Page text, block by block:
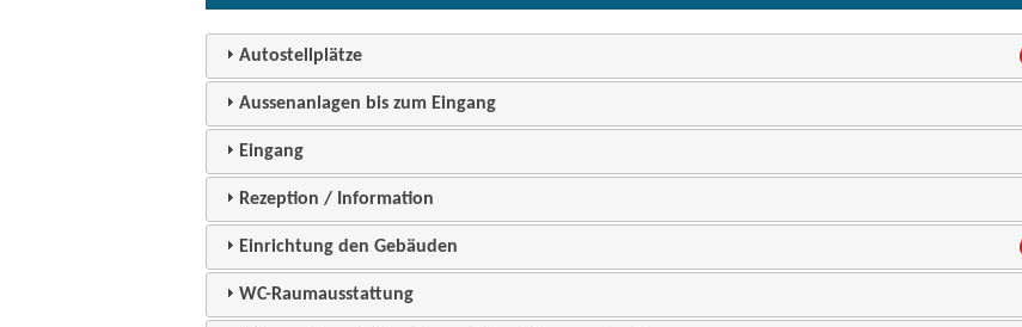
Autostellplätze
Aussenanlagen bis zum Eingang
Eingang
Rezeption / Information
Einrichtung den Gebäuden
WC-Raumausstattung